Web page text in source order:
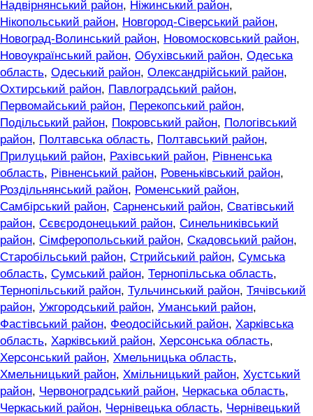
Надвірнянський район, Ніжинський район,
Нікопольський район, Новгород-Сіверський район,
Новоград-Волинський район, Новомосковський район,
Новоукраїнський район, Обухівський район, Одеська
область, Одеський район, Олександрійський район,
Охтирський район, Павлоградський район,
Первомайський район, Перекопський район,
Подільський район, Покровський район, Пологівський
район, Полтавська область, Полтавський район,
Прилуцький район, Рахівський район, Рівненська
область, Рівненський район, Ровеньківський район,
Роздільнянський район, Роменський район,
Самбірський район, Сарненський район, Сватівський
район, Сєвєродонецький район, Синельниківський
район, Сімферопольський район, Скадовський район,
Старобільський район, Стрийський район, Сумська
область, Сумський район, Тернопільська область,
Тернопільський район, Тульчинський район, Тячівський
район, Ужгородський район, Уманський район,
Фастівський район, Феодосійський район, Харківська
область, Харківський район, Херсонська область,
Херсонський район, Хмельницька область,
Хмельницький район, Хмільницький район, Хустський
район, Червоноградський район, Черкаська область,
Черкаський район, Чернівецька область, Чернівецький